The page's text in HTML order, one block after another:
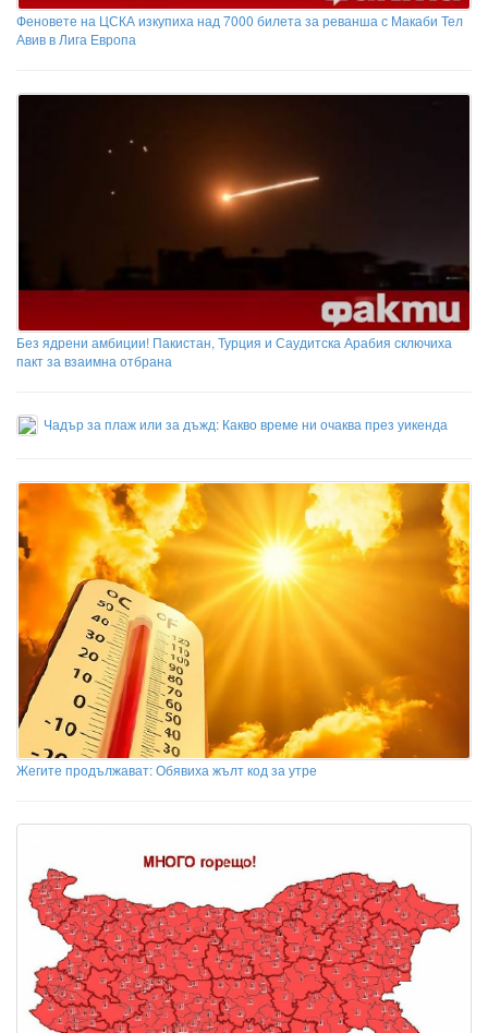
Феновете на ЦСКА изкупиха над 7000 билета за реванша с Макаби Тел
Авив в Лига Европа
Без ядрени амбиции! Пакистан, Турция и Саудитска Арабия сключиха
пакт за взаимна отбрана
Чадър за плаж или за дъжд: Какво време ни очаква през уикенда
Жегите продължават: Обявиха жълт код за утре